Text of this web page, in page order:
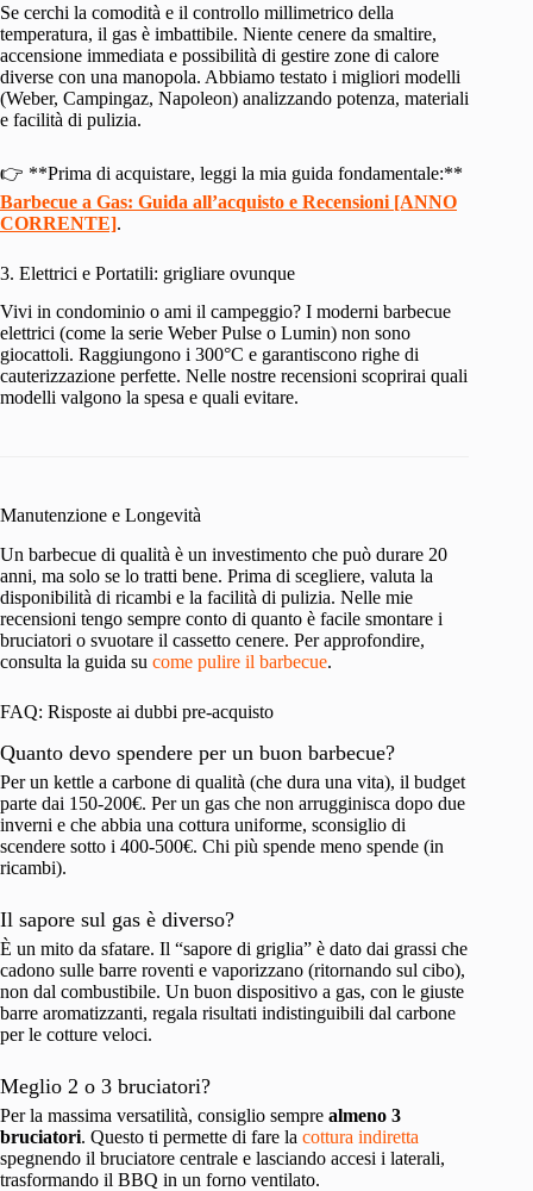
Se cerchi la comodità e il controllo millimetrico della
temperatura, il gas è imbattibile. Niente cenere da smaltire,
accensione immediata e possibilità di gestire zone di calore
diverse con una manopola. Abbiamo testato i migliori modelli
(Weber, Campingaz, Napoleon) analizzando potenza, materiali
e facilità di pulizia.
👉 **Prima di acquistare, leggi la mia guida fondamentale:**
Barbecue a Gas: Guida all’acquisto e Recensioni [ANNO
CORRENTE].
3. Elettrici e Portatili: grigliare ovunque
Vivi in condominio o ami il campeggio? I moderni barbecue
elettrici (come la serie Weber Pulse o Lumin) non sono
giocattoli. Raggiungono i 300°C e garantiscono righe di
cauterizzazione perfette. Nelle nostre recensioni scoprirai quali
modelli valgono la spesa e quali evitare.
Manutenzione e Longevità
Un barbecue di qualità è un investimento che può durare 20
anni, ma solo se lo tratti bene. Prima di scegliere, valuta la
disponibilità di ricambi e la facilità di pulizia. Nelle mie
recensioni tengo sempre conto di quanto è facile smontare i
bruciatori o svuotare il cassetto cenere. Per approfondire,
consulta la guida su come pulire il barbecue.
FAQ: Risposte ai dubbi pre-acquisto
Quanto devo spendere per un buon barbecue?
Per un kettle a carbone di qualità (che dura una vita), il budget
parte dai 150-200€. Per un gas che non arrugginisca dopo due
inverni e che abbia una cottura uniforme, sconsiglio di
scendere sotto i 400-500€. Chi più spende meno spende (in
ricambi).
Il sapore sul gas è diverso?
È un mito da sfatare. Il “sapore di griglia” è dato dai grassi che
cadono sulle barre roventi e vaporizzano (ritornando sul cibo),
non dal combustibile. Un buon dispositivo a gas, con le giuste
barre aromatizzanti, regala risultati indistinguibili dal carbone
per le cotture veloci.
Meglio 2 o 3 bruciatori?
Per la massima versatilità, consiglio sempre almeno 3
bruciatori. Questo ti permette di fare la cottura indiretta
spegnendo il bruciatore centrale e lasciando accesi i laterali,
trasformando il BBQ in un forno ventilato.